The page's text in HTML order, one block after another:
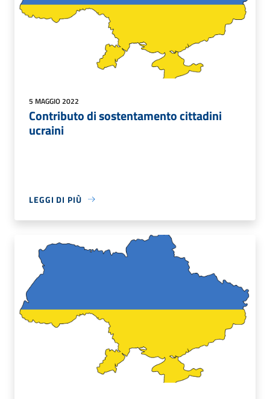
5 MAGGIO 2022
Contributo di sostentamento cittadini
ucraini
LEGGI DI PIÙ